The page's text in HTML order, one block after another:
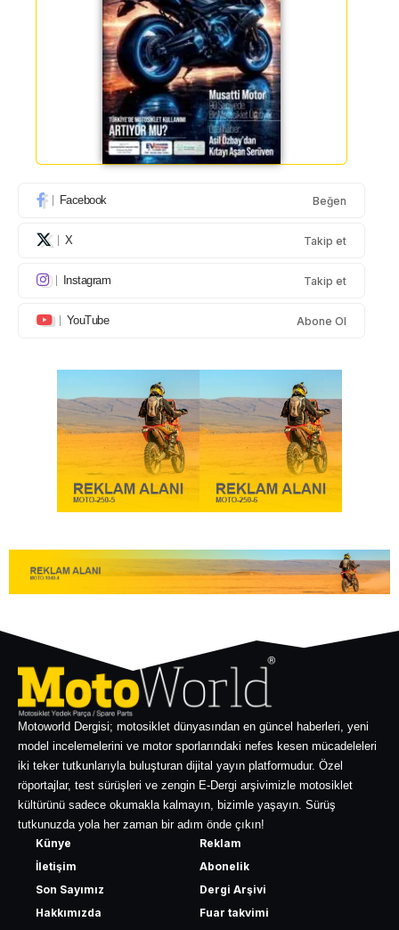
Facebook Beğen
X Takip et
Instagram Takip et
YouTube Abone Ol
Motoworld Dergisi; motosiklet dünyasından en güncel haberleri, yeni
model incelemelerini ve motor sporlarındaki nefes kesen mücadeleleri
iki teker tutkunlarıyla buluşturan dijital yayın platformudur. Özel
röportajlar, test sürüşleri ve zengin E-Dergi arşivimizle motosiklet
kültürünü sadece okumakla kalmayın, bizimle yaşayın. Sürüş
tutkunuzda yola her zaman bir adım önde çıkın!
Künye
İletişim
Son Sayımız
Hakkımızda
Reklam
Abonelik
Dergi Arşivi
Fuar takvimi